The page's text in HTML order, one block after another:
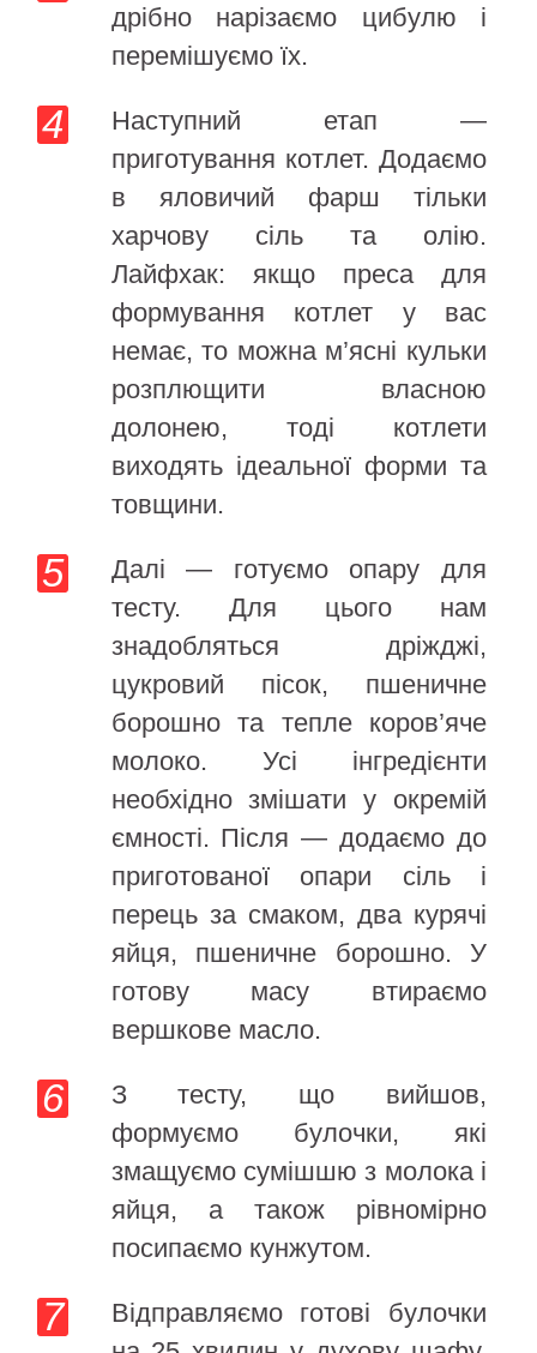
дрібно нарізаємо цибулю і
перемішуємо їх.
Наступний етап —
приготування котлет. Додаємо
в яловичий фарш тільки
харчову сіль та олію.
Лайфхак: якщо преса для
формування котлет у вас
немає, то можна м’ясні кульки
розплющити власною
долонею, тоді котлети
виходять ідеальної форми та
товщини.
Далі — готуємо опару для
тесту. Для цього нам
знадобляться дріжджі,
цукровий пісок, пшеничне
борошно та тепле коров’яче
молоко. Усі інгредієнти
необхідно змішати у окремій
ємності. Після — додаємо до
приготованої опари сіль і
перець за смаком, два курячі
яйця, пшеничне борошно. У
готову масу втираємо
вершкове масло.
З тесту, що вийшов,
формуємо булочки, які
змащуємо сумішшю з молока і
яйця, а також рівномірно
посипаємо кунжутом.
Відправляємо готові булочки